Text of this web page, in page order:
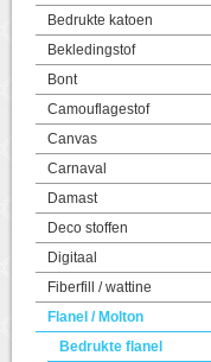
Bedrukte katoen
Bekledingstof
Bont
Camouflagestof
Canvas
Carnaval
Damast
Deco stoffen
Digitaal
Fiberfill / wattine
Flanel / Molton
Bedrukte flanel